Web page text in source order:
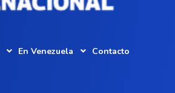
En Venezuela Contacto